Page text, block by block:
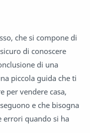
che si compone di
di conoscere
di una
piccola guida che ti
per vendere casa,
e che bisogna
errori quando si ha